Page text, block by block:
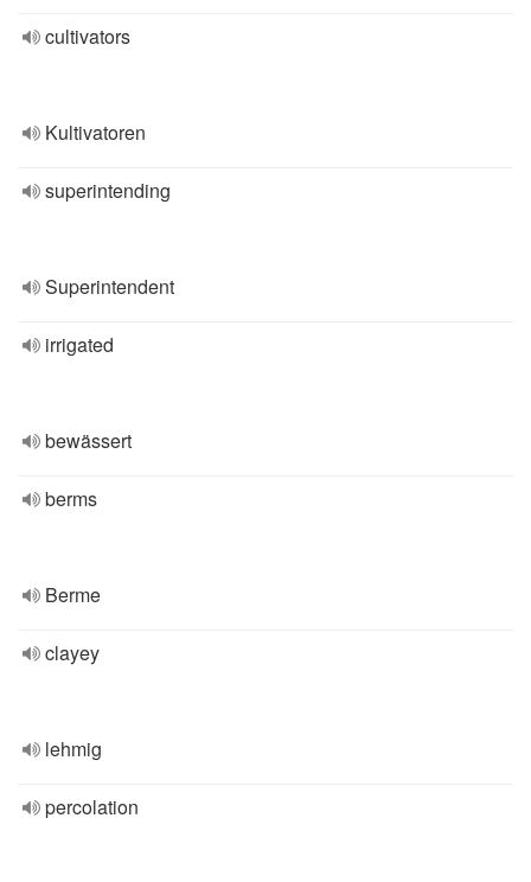
cultivators
Kultivatoren
superintending
Superintendent
irrigated
bewässert
berms
Berme
clayey
lehmig
percolation